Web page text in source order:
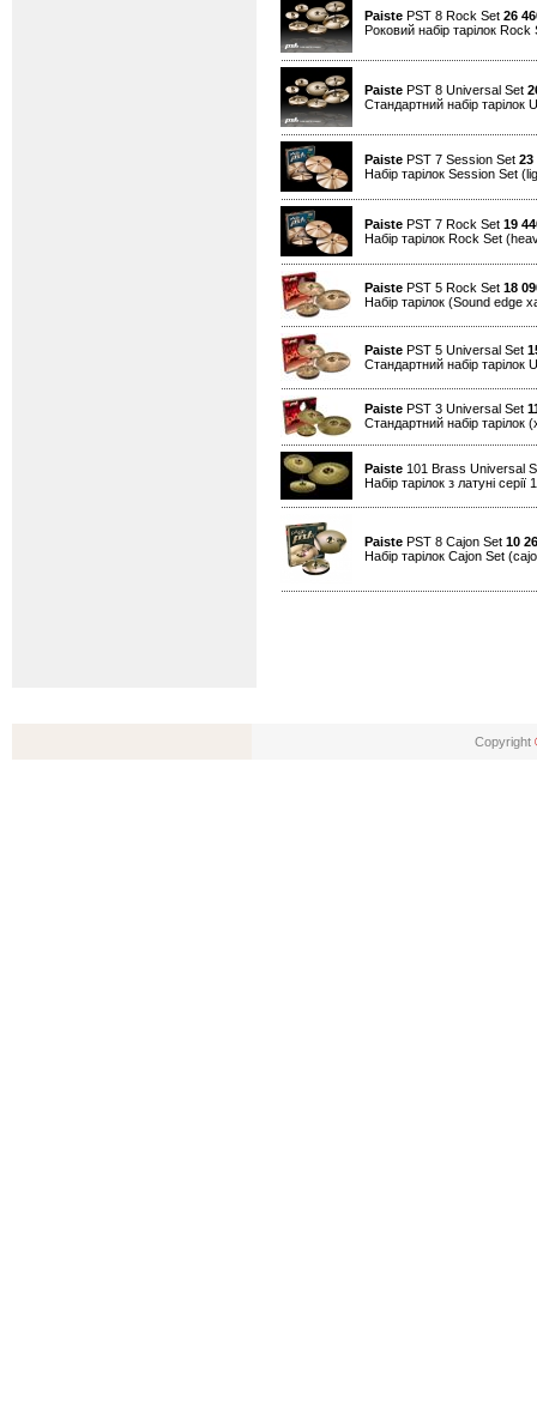
Paiste PST 8 Rock Set 26
Роковий набір тарілок
Paiste PST 8 Universal Set
Стандартний набір
Paiste PST 7 Session Set 23
Набір тарілок Session Set
Paiste PST 7 Rock Set 19
Набір тарілок Rock Set
Paiste PST 5 Rock Set 18
Набір тарілок (Sound
Paiste PST 5 Universal Set
Стандартний набір
Paiste PST 3 Universal Set
Стандартний набір
Paiste 101 Brass Universal
Набір тарілок з латуні
Paiste PST 8 Cajon Set 10
Набір тарілок Cajon Set
Copyright